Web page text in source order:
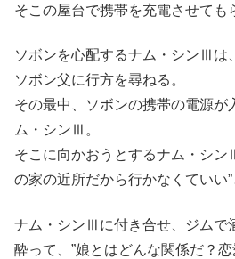
そこの屋台で携帯を充電させても
ソボンを心配するナム・シンⅢは
ソボン父に行方を尋ねる。
その最中、ソボンの携帯の電源が
ム・シンⅢ。
そこに向かおうとするナム・シ
の家の近所だから行かなくていい”
ナム・シンⅢに付き合せ、ジムで
酔って、”娘とはどんな関係だ？